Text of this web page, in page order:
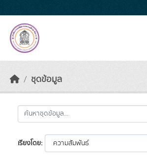
ชุดข้อมูล
เรียงโดย